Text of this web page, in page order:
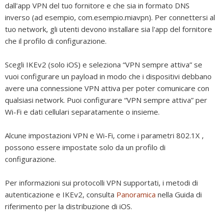
dall'app VPN del tuo fornitore e che sia in formato DNS
inverso (ad esempio, com.esempio.miavpn). Per connettersi al
tuo network, gli utenti devono installare sia l'app del fornitore
che il profilo di configurazione.
Scegli IKEv2 (solo iOS) e seleziona “VPN sempre attiva” se
vuoi configurare un payload in modo che i dispositivi debbano
avere una connessione VPN attiva per poter comunicare con
qualsiasi network. Puoi configurare “VPN sempre attiva” per
Wi-Fi e dati cellulari separatamente o insieme.
Alcune impostazioni VPN e Wi-Fi, come i parametri 802.1X ,
possono essere impostate solo da un profilo di
configurazione.
Per informazioni sui protocolli VPN supportati, i metodi di
autenticazione e IKEv2, consulta Panoramica nella Guida di
riferimento per la distribuzione di iOS.